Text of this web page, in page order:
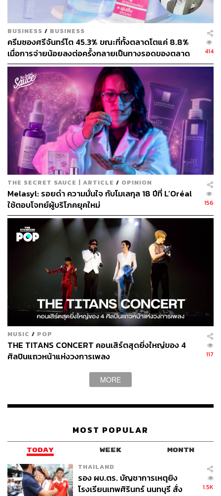
‘ศรีจันทร์’ มุ่งมั่นพาผิวคนไทยก้าวข้ามสแตนดาร์ดของตนเอง
เหตุผลอันลงตัวนี้จึงสอดคล้องและแสดงออกตัวตนของ
แบรนด์ที่ตรงกันกับพรีเซนเตอร์คนใหม่ของศรีจันทร์ ซึ่งก็คือ
แบมแบม-กันต์พิมุกต์ ภูวกุล หรือที่เรารู้กันอย่าง แบมแบม
GOT7 ศิลปินชาวไทยหนึ่งในแทกุกไลน์ของวงการเคป๊อปของ
ประเทศเกาหลีใต้ ที่สร้างความโด่งดังในฐานะซูเปอร์สตาร์
แห่งเอเชีย ที่ทั่วโลกยอมรับในความพยายามและความ
สามารถอันเป็นที่ประจักษ์
แบมแบม กันต์พิมุกต์ พรีเซนเตอร์ใหม่ของศรีจันทร์
แบมแบม และ ศรีจันทร์ ต่างมีดีเอ็นเอที่ตรงกัน คือความมุ่ง
พยายามเพื่อข้ามสแตนดาร์ดของตัวเอง จนในวันหนึ่ง
เป็นการพบกันที่ลงตัวจากความเชื่อเดียวกันที่สะท้อนออกมา
BUSINESS / BUSINESS
ครีมซองศรีจันทร์โต 45.3% ขณะที่ทั้งตลาดโตแค่ 8.8%
เมื่อการจ่ายน้อยลงต่อครั้งกลายเป็นทางรอดของตลาด
ความงาม
414
THE SECRET SAUCE | ARTICLE / OPINION
Melasyl: รอยดำ ความมั่นใจ กับโมเลกุล 18 ปีที่ L’Oréal
ใช้ตอบโจทย์ผู้บริโภคยุคใหม่
156
MUSIC / POP
THE TITANS CONCERT คอนเสิร์ตสุดยิ่งใหญ่ของ 4
ศิลปินแถวหน้าแห่งวงการเพลง
117
MORE
MOST POPULAR
TODAY WEEK MONTH
THAILAND
รอง ผบ.ตร. บัญชาการเหตุยิง
โรงเรียนเทพศิรินทร์ นนทบุรี สั่ง
1.5K